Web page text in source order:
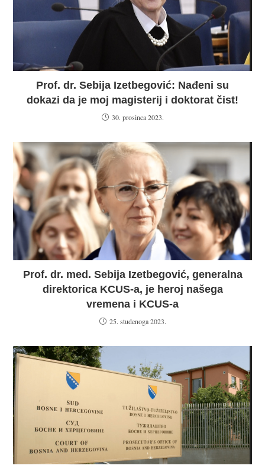
Prof. dr. Sebija Izetbegović: Nađeni su
dokazi da je moj magisterij i doktorat čist!
30. prosinca 2023.
Prof. dr. med. Sebija Izetbegović, generalna
direktorica KCUS-a, je heroj našega
vremena i KCUS-a
25. studenoga 2023.